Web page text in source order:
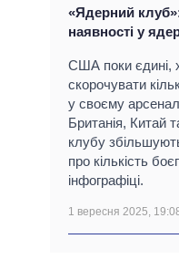
«Ядерний
наявності у
США поки єдині,
скорочувати
у своєму
Британія, Китай
клубу
про кількість
інфографіці.
1 вересня 2025,